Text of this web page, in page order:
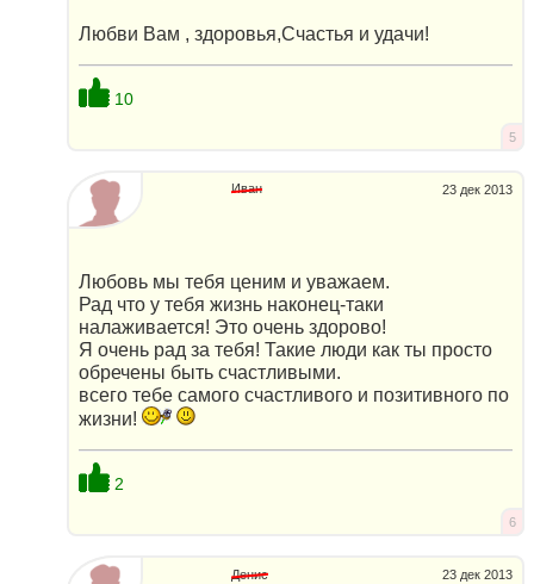
Любви Вам , здоровья,Счастья и удачи!
10
5
23 дек 2013
Иван
Любовь мы тебя ценим и уважаем.
Рад что у тебя жизнь наконец-таки
налаживается! Это очень здорово!
Я очень рад за тебя! Такие люди как ты просто
обречены быть счастливыми.
всего тебе самого счастливого и позитивного по
жизни!
2
6
23 дек 2013
Денис